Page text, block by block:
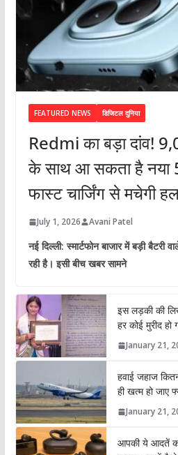
FEATURED NEWS डिजिटल दुनिया
Redmi का बड़ा दांव!
के साथ आ सकता है नया
फास्ट चार्जिंग से मचेगी
July 1, 2026 Avani Patel
नई दिल्ली: स्मार्टफोन बाजार में बड़ी बैटरी
रही है। इसी बीच खबर सामने
इस लड़की की
हर कोई मुरीद हो
January 21,
हवाई जहाज
ही खत्म हो जाए
January 21,
आपकी ये आदतें